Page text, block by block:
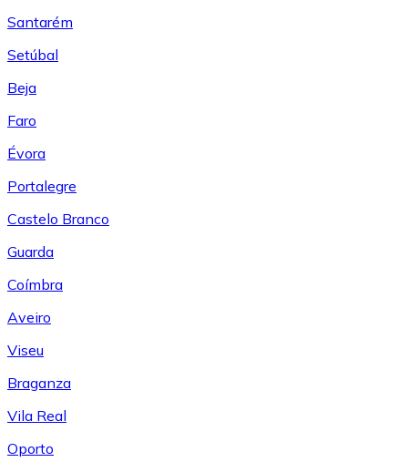
Santarém
Setúbal
Beja
Faro
Évora
Portalegre
Castelo Branco
Guarda
Coímbra
Aveiro
Viseu
Braganza
Vila Real
Oporto